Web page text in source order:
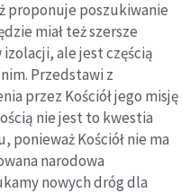
proponuje poszukiwanie
miał też szersze
izolacji, ale jest częścią
Przedstawi z
przez Kościół jego misję
nie jest to kwestia
Kościół nie ma
narodowa
nowych dróg dla